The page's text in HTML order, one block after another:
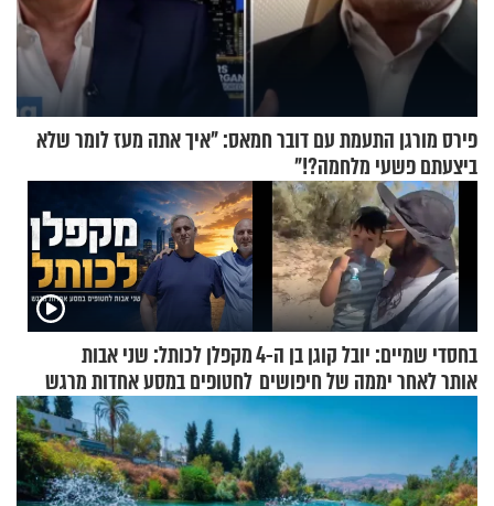
פירס מורגן התעמת עם דובר חמאס: "איך אתה מעז לומר שלא
ביצעתם פשעי מלחמה?!"
בחסדי שמיים: יובל קוגן בן ה-4
אותר לאחר יממה של חיפושים
מקפלן לכותל: שני אבות
לחטופים במסע אחדות מרגש